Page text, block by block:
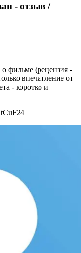
- отзыв /
фильме (рецензия -
впечатление от
- коротко и